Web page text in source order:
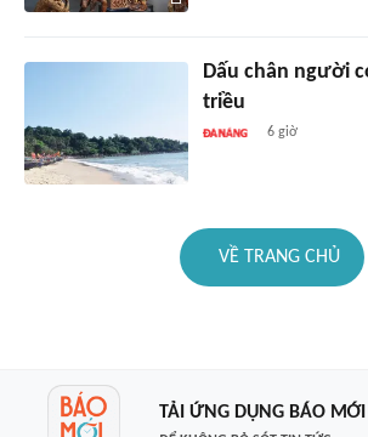
Dấu chân người
triều
6 giờ
VỀ TRANG CHỦ
TẢI ỨNG DỤNG BÁO MỚI